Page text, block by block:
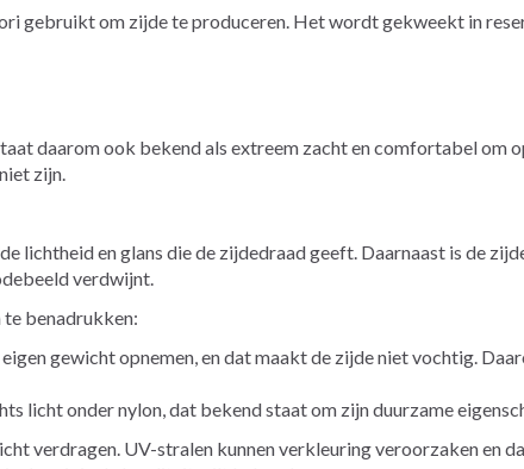
gebruikt om zijde te produceren. Het wordt gekweekt in
daarom ook bekend als extreem zacht en comfortabel om
zijn.
lichtheid en glans die de zijdedraad geeft. Daarnaast is de
verdwijnt.
te benadrukken:
gewicht opnemen, en dat maakt de zijde niet vochtig.
licht onder nylon, dat bekend staat om zijn duurzame
verdragen. UV-stralen kunnen verkleuring veroorzaken en